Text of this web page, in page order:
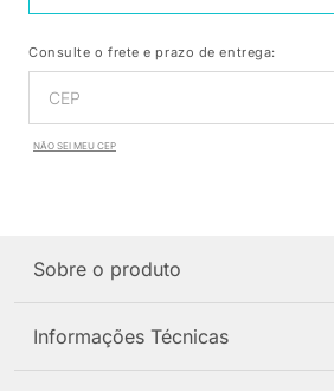
Consulte o frete e prazo de entrega:
NÃO SEI MEU CEP
Sobre o produto
Informações Técnicas